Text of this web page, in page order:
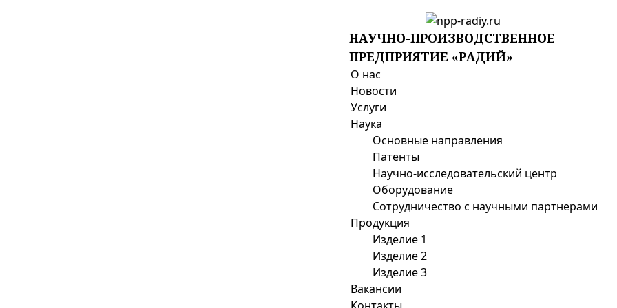
НАУЧНО-ПРОИЗВОДСТВЕННОЕ
ПРЕДПРИЯТИЕ «РАДИЙ»
О нас
Новости
Услуги
Наука
Основные направления
Патенты
Научно-исследовательский центр
Оборудование
Cотрудничество с научными партнерами
Продукция
Изделие 1
Изделие 2
Изделие 3
Вакансии